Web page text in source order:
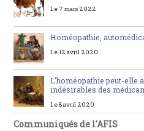
Le 7 mars 2022
Homéopathie,
Le 12 avril 2020
L’homéopathie peut-elle
indésirables des
Le 8 avril 2020
Communiqués de l'AFIS